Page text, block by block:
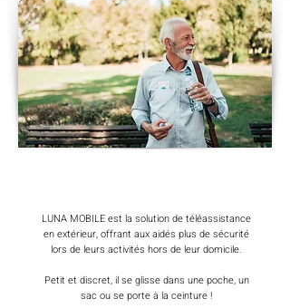
LUNA MOBILE est la solution de téléassistance
en extérieur, offrant aux aidés plus de sécurité
lors de leurs activités hors de leur domicile.
Petit et discret, il se glisse dans une poche, un
sac ou se porte à la ceinture !